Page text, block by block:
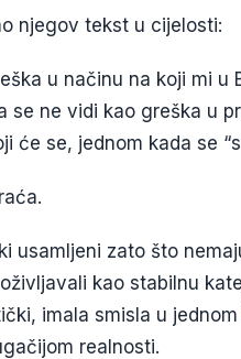
njegov tekst u cijelosti:
u načinu na koji mi
se ne vidi kao greška u
će se, jednom kada se
usamljeni zato što
kao stabilnu
imala smisla u
realnosti.